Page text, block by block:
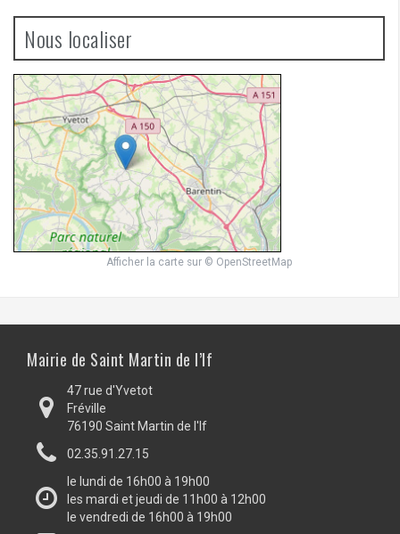
Nous localiser
Afficher la carte sur © OpenStreetMap
Mairie de Saint Martin de l’If
47 rue d'Yvetot
Fréville
76190 Saint Martin de l'If
02.35.91.27.15
le lundi de 16h00 à 19h00
les mardi et jeudi de 11h00 à 12h00
le vendredi de 16h00 à 19h00